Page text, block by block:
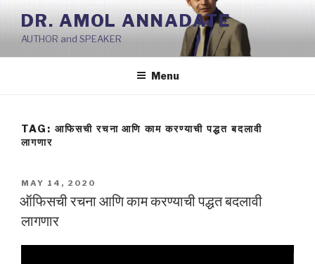
Skip
content
DR. AMOL ANNADATE
AUTHOR and SPEAKER
Menu
TAG: आफिसची रचना आणि काम करण्याची पद्धत बदलावी
लागणार
POSTED
ON
MAY 14, 2020
ऑफिसची रचना आणि काम करण्याची पद्धत बदलावी
लागणार